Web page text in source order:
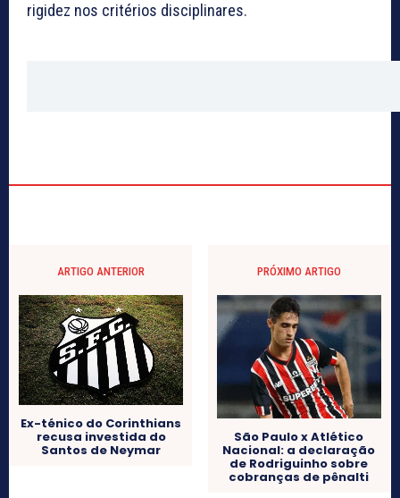
rigidez nos critérios disciplinares.
ARTIGO ANTERIOR
Ex-ténico do Corinthians
recusa investida do
Santos de Neymar
PRÓXIMO ARTIGO
São Paulo x Atlético
Nacional: a declaração
de Rodriguinho sobre
cobranças de pênalti